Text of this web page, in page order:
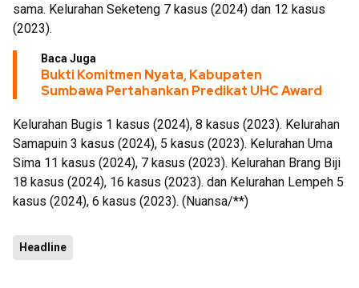
sama. Kelurahan Seketeng 7 kasus (2024) dan 12 kasus
(2023).
Baca Juga
Bukti Komitmen Nyata, Kabupaten
Sumbawa Pertahankan Predikat UHC Award
Kelurahan Bugis 1 kasus (2024), 8 kasus (2023). Kelurahan
Samapuin 3 kasus (2024), 5 kasus (2023). Kelurahan Uma
Sima 11 kasus (2024), 7 kasus (2023). Kelurahan Brang Biji
18 kasus (2024), 16 kasus (2023). dan Kelurahan Lempeh 5
kasus (2024), 6 kasus (2023). (Nuansa/**)
Headline